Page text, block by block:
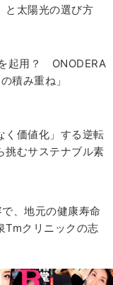
と太陽光の選び方
起用？ ONODERA
積み重ね」
く価値化」する逆転
挑むサステナブル素
、地元の健康寿命
Tmクリニックの志